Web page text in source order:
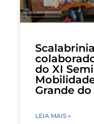
do XI
Grande do
LEIA MAIS »